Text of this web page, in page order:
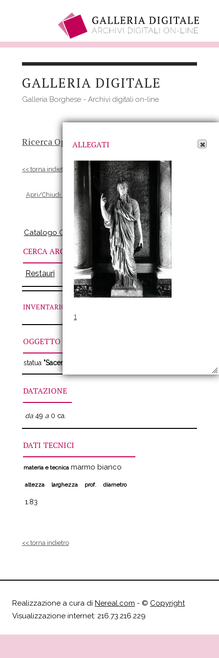
contenutoGALLERIA DIGITALE
Galleria Borghese - Archivi digitali on-line
Ricerca Opere-Risultato
<< torna indietro
Apri/Chiudi scheda Allegati
Catalogo Online
CERCA ARCHIVI
Restauri
INVENTARIO
OGGETTO
statua "Sacerdotessa di Iside"
DATAZIONE
da49 a0 ca.
DATI TECNICI
materia e tecnicamarmo bianco
altezza larghezza prof. diametro
1.83
<< torna indietro
Realizzazione a cura di Nereal.com - © Copyright
Visualizzazione internet: 216.73.216.229
ALLEGATI
1